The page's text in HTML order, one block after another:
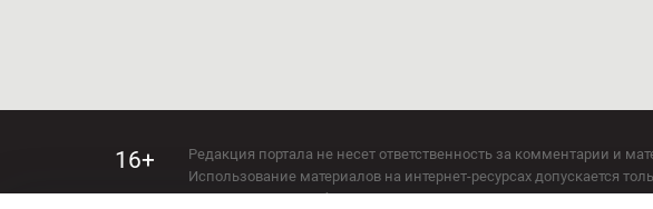
16+
Редакция портала не несет ответственность за комментарии и
Использование материалов на интернет-ресурсах допускается
Использование любых материалов настоящего СМИ допускается